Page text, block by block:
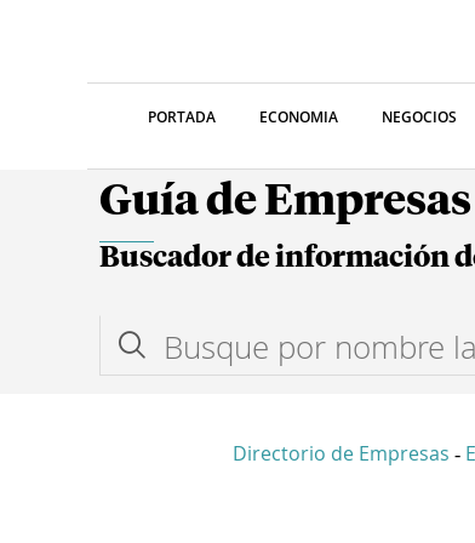
PORTADA ECONOMIA NEGOCIOS
Guía de
Buscador de información
Directorio de Empresas -